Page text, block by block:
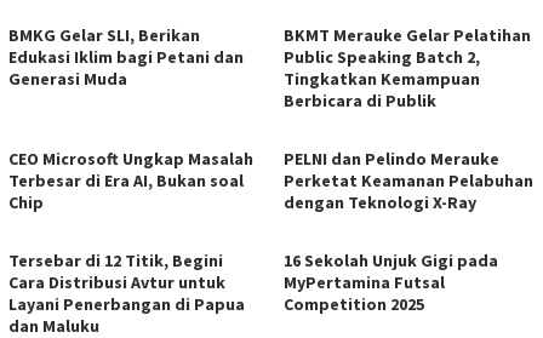
BMKG Gelar SLI, Berikan
Edukasi Iklim bagi Petani dan
Generasi Muda
BKMT Merauke Gelar Pelatihan
Public Speaking Batch 2,
Tingkatkan Kemampuan
Berbicara di Publik
CEO Microsoft Ungkap Masalah
Terbesar di Era AI, Bukan soal
Chip
PELNI dan Pelindo Merauke
Perketat Keamanan Pelabuhan
dengan Teknologi X-Ray
Tersebar di 12 Titik, Begini
Cara Distribusi Avtur untuk
Layani Penerbangan di Papua
dan Maluku
16 Sekolah Unjuk Gigi pada
MyPertamina Futsal
Competition 2025